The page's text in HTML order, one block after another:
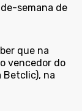
semana de
que na
vencedor do
Betclic), na